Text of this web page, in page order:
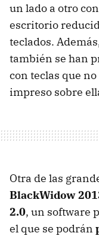
un lado a otro
escritorio
teclados.
también se han
con teclas que
impreso sobre
Otra de las
BlackWidow
2.0, un software
el que se podrán